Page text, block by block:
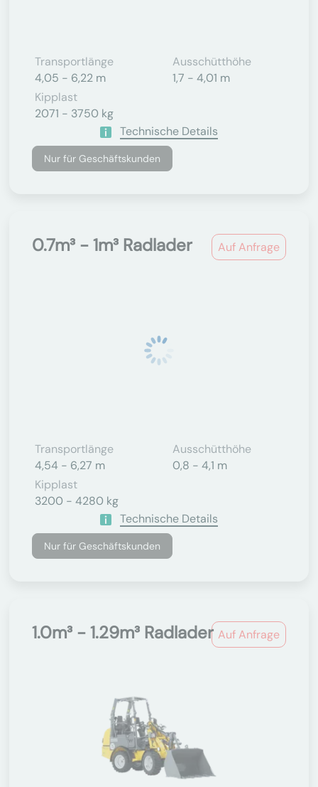
Transportlänge
4,05 - 6,22 m
Ausschütthöhe
1,7 - 4,01 m
Kipplast
2071 - 3750 kg
Technische Details
Nur für Geschäftskunden
Auf Anfrage
0.7m³ - 1m³ Radlader
Transportlänge
4,54 - 6,27 m
Ausschütthöhe
0,8 - 4,1 m
Kipplast
3200 - 4280 kg
Technische Details
Nur für Geschäftskunden
Auf Anfrage
1.0m³ - 1.29m³ Radlader